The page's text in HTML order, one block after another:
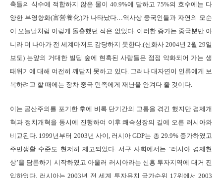
축들의 식수에 적합하지 않은 물이 40.9%에 달하고 75%의 호수에는 다
양한 부영향화(富營養化)가 나타났다…역사상 중국인들과 자연의 모순
이 오늘날처럼 이렇게 돌출했던 적은 없었다. 이러한 증가는 중국뿐만 아
니라 더 나아가 전 세계마저도 감당하지 못한다.(신화사 2004년 2월 29일
보도) 눈앞의 거대한 빌딩 숲에 현혹된 사람들은 점점 악화되어 가는 생
태위기에 대해 여전히 깨닫지 못하고 있다. 그러나 대자연이 인류에게 보
복하려고 할 때에는 장차 중국 민족에게 재난을 안겨다 줄 것이다.
이는 공산주의를 포기한 후에 비록 단기간의 고통을 겪긴 했지만 경제개
혁과 정치개혁을 동시에 진행하여 이후 쾌속성장의 길에 오른 러시아와
비교된다. 1999년부터 2003년 사이, 러시아 GDP는 총 29.9% 증가하였고
주민생활 수준도 현저히 제고되었다. 서구 사회에서는 ‘러시아 경제현
상’을 담론하기 시작하였고 아울러 러시아라는 신흥 투자지역에 대거 진
입하였다. 러시아는 2003년 전 세계 투자유치 국가순위 17위에서 2003